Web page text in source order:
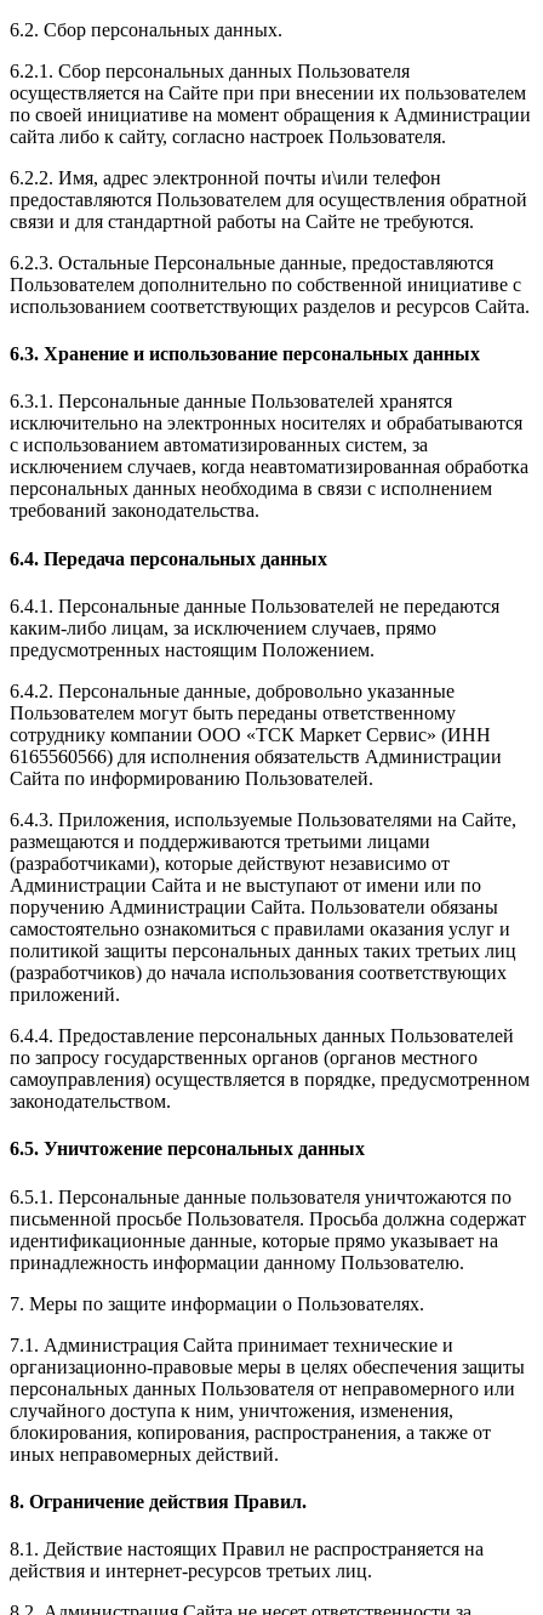
6.2. Сбор персональных данных.
6.2.1. Сбор персональных данных Пользователя
осуществляется на Сайте при при внесении их пользователем
по своей инициативе на момент обращения к Администрации
сайта либо к сайту, согласно настроек Пользователя.
6.2.2. Имя, адрес электронной почты и\или телефон
предоставляются Пользователем для осуществления обратной
связи и для стандартной работы на Сайте не требуются.
6.2.3. Остальные Персональные данные, предоставляются
Пользователем дополнительно по собственной инициативе с
использованием соответствующих разделов и ресурсов Сайта.
6.3. Хранение и использование персональных данных
6.3.1. Персональные данные Пользователей хранятся
исключительно на электронных носителях и обрабатываются
с использованием автоматизированных систем, за
исключением случаев, когда неавтоматизированная обработка
персональных данных необходима в связи с исполнением
требований законодательства.
6.4. Передача персональных данных
6.4.1. Персональные данные Пользователей не передаются
каким-либо лицам, за исключением случаев, прямо
предусмотренных настоящим Положением.
6.4.2. Персональные данные, добровольно указанные
Пользователем могут быть переданы ответственному
сотруднику компании ООО «ТСК Маркет Сервис» (ИНН
6165560566) для исполнения обязательств Администрации
Сайта по информированию Пользователей.
6.4.3. Приложения, используемые Пользователями на Сайте,
размещаются и поддерживаются третьими лицами
(разработчиками), которые действуют независимо от
Администрации Сайта и не выступают от имени или по
поручению Администрации Сайта. Пользователи обязаны
самостоятельно ознакомиться с правилами оказания услуг и
политикой защиты персональных данных таких третьих лиц
(разработчиков) до начала использования соответствующих
приложений.
6.4.4. Предоставление персональных данных Пользователей
по запросу государственных органов (органов местного
самоуправления) осуществляется в порядке, предусмотренном
законодательством.
6.5. Уничтожение персональных данных
6.5.1. Персональные данные пользователя уничтожаются по
письменной просьбе Пользователя. Просьба должна содержат
идентификационные данные, которые прямо указывает на
принадлежность информации данному Пользователю.
7. Меры по защите информации о Пользователях.
7.1. Администрация Сайта принимает технические и
организационно-правовые меры в целях обеспечения защиты
персональных данных Пользователя от неправомерного или
случайного доступа к ним, уничтожения, изменения,
блокирования, копирования, распространения, а также от
иных неправомерных действий.
8. Ограничение действия Правил.
8.1. Действие настоящих Правил не распространяется на
действия и интернет-ресурсов третьих лиц.